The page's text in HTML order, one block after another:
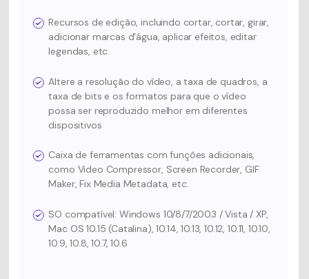
Recursos de edição, incluindo cortar, cortar, girar,
adicionar marcas d'água, aplicar efeitos, editar
legendas, etc.
Altere a resolução do vídeo, a taxa de quadros, a
taxa de bits e os formatos para que o vídeo
possa ser reproduzido melhor em diferentes
dispositivos
Caixa de ferramentas com funções adicionais,
como Video Compressor, Screen Recorder, GIF
Maker, Fix Media Metadata, etc.
SO compatível: Windows 10/8/7/2003 / Vista / XP,
Mac OS 10.15 (Catalina), 10.14, 10.13, 10.12, 10.11, 10.10,
10.9, 10.8, 10.7, 10.6